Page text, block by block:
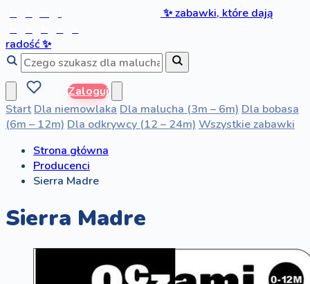
✨zabawki, które dają
radość✨
Zaloguj
Start Dla niemowlaka Dla malucha (3m – 6m) Dla bobasa
(6m – 12m) Dla odkrywcy (12 – 24m) Wszystkie zabawki
Strona główna
Producenci
Sierra Madre
Sierra Madre